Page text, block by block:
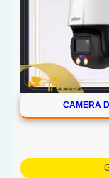
CAMERA